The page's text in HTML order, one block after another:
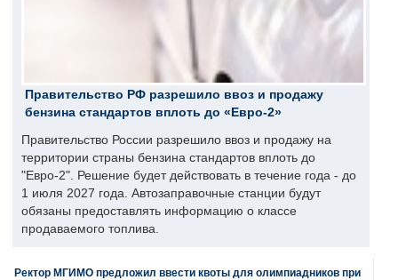
Правительство РФ разрешило ввоз и продажу
бензина стандартов вплоть до «Евро-2»
Правительство России разрешило ввоз и продажу на
территории страны бензина стандартов вплоть до
"Евро-2". Решение будет действовать в течение года - до
1 июля 2027 года. Автозаправочные станции будут
обязаны предоставлять информацию о классе
продаваемого топлива.
Ректор МГИМО предложил ввести квоты для олимпиадников при